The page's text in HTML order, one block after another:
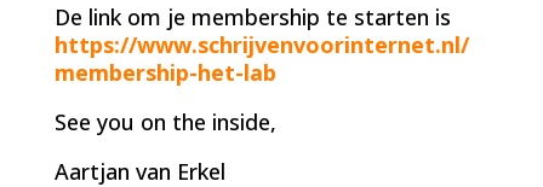
De link om je membership te starten is
https://www.schrijvenvoorinternet.nl/
membership-het-lab
See you on the inside,
Aartjan van Erkel